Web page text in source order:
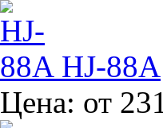
HJ-88A
Цена: от